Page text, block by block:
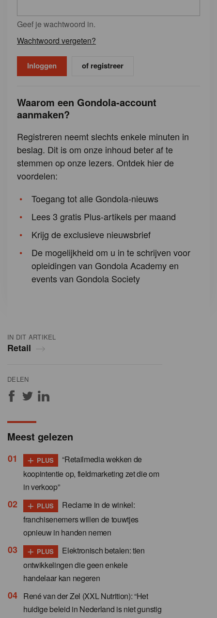
IN DIT ARTIKEL
Retail
DELEN
Geef je wachtwoord in.
Wachtwoord vergeten?
of registreer
Waarom een Gondola-account
aanmaken?
Registreren neemt slechts enkele minuten in
beslag. Dit is om onze inhoud beter af te
stemmen op onze lezers. Ontdek hier de
voordelen:
Toegang tot alle Gondola-nieuws
Lees 3 gratis Plus-artikels per maand
Krijg de exclusieve nieuwsbrief
De mogelijkheid om u in te schrijven voor
opleidingen van Gondola Academy en
events van Gondola Society
Meest gelezen
+ PLUS
“Retailmedia wekken de
koopintentie op, fieldmarketing zet die om
in verkoop”
+ PLUS
Reclame in de winkel:
franchisenemers willen de touwtjes
opnieuw in handen nemen
+ PLUS
Elektronisch betalen: tien
ontwikkelingen die geen enkele
handelaar kan negeren
René van der Zel (XXL Nutrition): “Het
huidige beleid in Nederland is niet gunstig